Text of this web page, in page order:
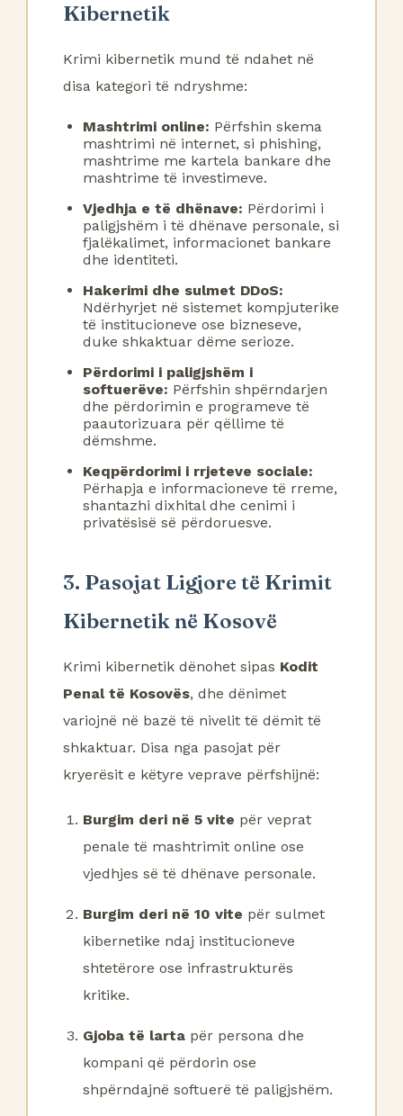
Kibernetik
Krimi kibernetik mund të ndahet në
disa kategori të ndryshme:
Mashtrimi online: Përfshin skema
mashtrimi në internet, si phishing,
mashtrime me kartela bankare dhe
mashtrime të investimeve.
Vjedhja e të dhënave: Përdorimi i
paligjshëm i të dhënave personale, si
fjalëkalimet, informacionet bankare
dhe identiteti.
Hakerimi dhe sulmet DDoS:
Ndërhyrjet në sistemet kompjuterike
të institucioneve ose bizneseve,
duke shkaktuar dëme serioze.
Përdorimi i paligjshëm i
softuerëve: Përfshin shpërndarjen
dhe përdorimin e programeve të
paautorizuara për qëllime të
dëmshme.
Keqpërdorimi i rrjeteve sociale:
Përhapja e informacioneve të rreme,
shantazhi dixhital dhe cenimi i
privatësisë së përdoruesve.
3. Pasojat Ligjore të Krimit
Kibernetik në Kosovë
Krimi kibernetik dënohet sipas Kodit
Penal të Kosovës, dhe dënimet
variojnë në bazë të nivelit të dëmit të
shkaktuar. Disa nga pasojat për
kryerësit e këtyre veprave përfshijnë:
Burgim deri në 5 vite për veprat
penale të mashtrimit online ose
vjedhjes së të dhënave personale.
Burgim deri në 10 vite për sulmet
kibernetike ndaj institucioneve
shtetërore ose infrastrukturës
kritike.
Gjoba të larta për persona dhe
kompani që përdorin ose
shpërndajnë softuerë të paligjshëm.